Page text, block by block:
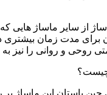
از سایر ماساژ هایی
برای مدت زمان بیشتری
روحی و روانی را نیز به
چیست؟
باستان این ماساژ